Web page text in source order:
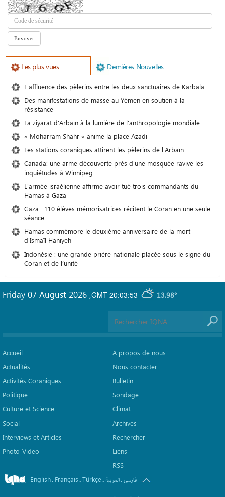
Les plus vues Demiéres Nouvelles
L'affluence des pèlerins entre les deux sanctuaires de Karbala
Des manifestations de masse au Yémen en soutien à la
résistance
La ziyarat d'Arbaïn à la lumière de l'anthropologie mondiale
« Moharram Shahr » anime la place Azadi
Les stations coraniques attirent les pèlerins de l'Arbaïn
Canada: une arme découverte près d'une mosquée ravive les
inquiétudes à Winnipeg
L'armée israélienne affirme avoir tué trois commandants du
Hamas à Gaza
Gaza : 110 élèves mémorisatrices récitent le Coran en une seule
séance
Hamas commémore le deuxième anniversaire de la mort
d'Ismaïl Haniyeh
Indonésie : une grande prière nationale placée sous le signe du
Coran et de l’unité
GMT-20:03:53 13.98°
Friday 07 August 2026 ,
Accueil
Actualités
Activités Coraniques
Politique
Culture et Science
Social
Interviews et Articles
Photo-Video
A propos de nous
Nous contacter
Bulletin
Sondage
Climat
Archives
Rechercher
Liens
RSS
English. Français.Türkçe. العربیة.فارسی